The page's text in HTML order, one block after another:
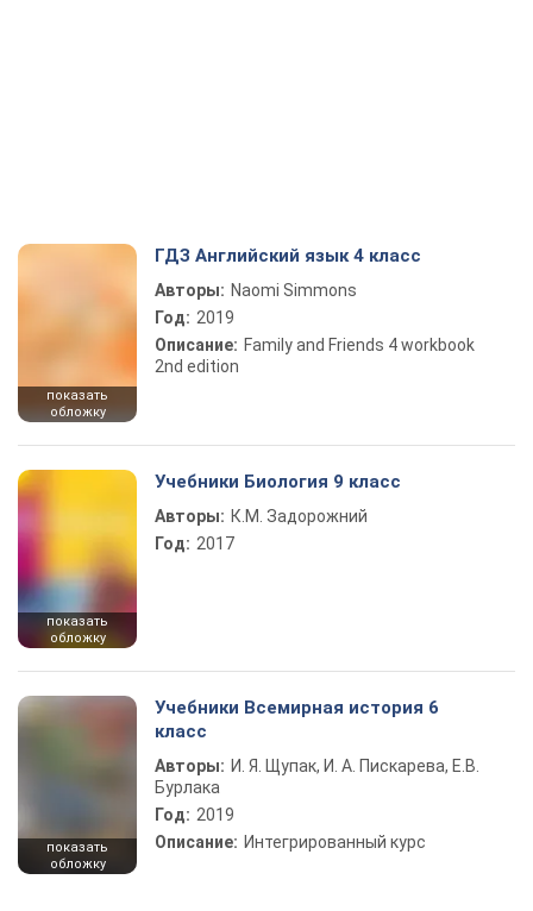
показать
обложку
ГДЗ Английский язык 4 класс
Авторы: Naomi Simmons
Год: 2019
Описание: Family and Friends 4 workbook
2nd edition
показать
обложку
Учебники Биология 9 класс
Авторы: К.М. Задорожний
Год: 2017
показать
обложку
Учебники Всемирная история 6
класс
Авторы: И. Я. Щупак, И. А. Пискарева, Е.В.
Бурлака
Год: 2019
Описание: Интегрированный курс